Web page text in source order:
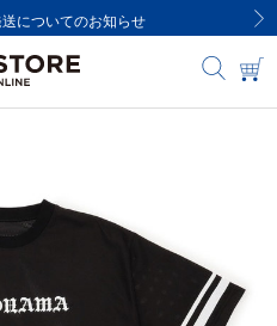
についてのお知らせ